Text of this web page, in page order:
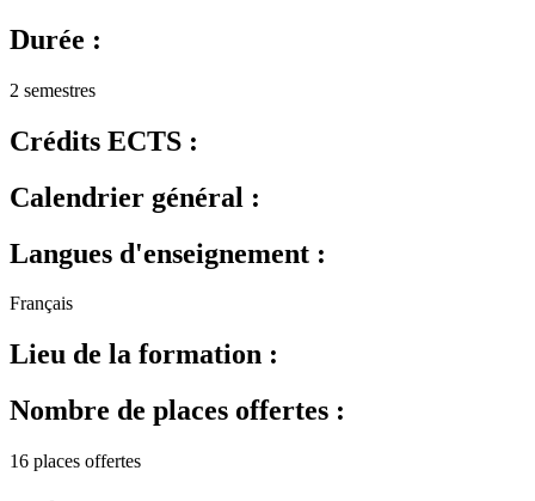
Durée :
2 semestres
Crédits ECTS :
Calendrier général :
Langues d'enseignement :
Français
Lieu de la formation :
Nombre de places offertes :
16 places offertes